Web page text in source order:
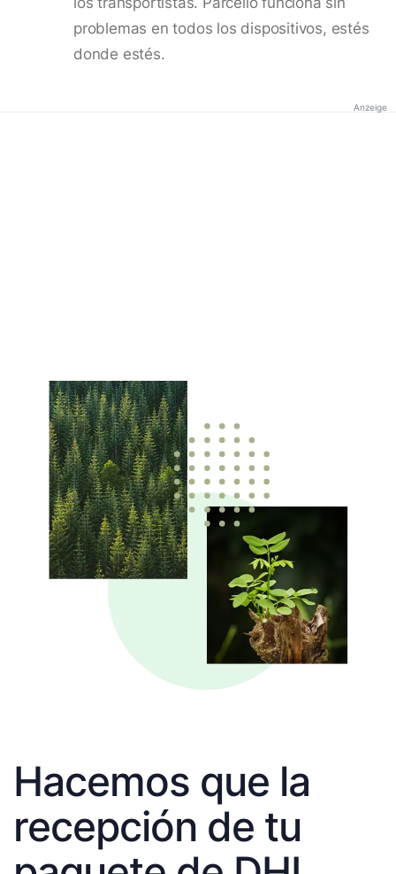
problemas en todos los dispositivos, estés
donde estés.
Anzeige
Hacemos que la
recepción de tu